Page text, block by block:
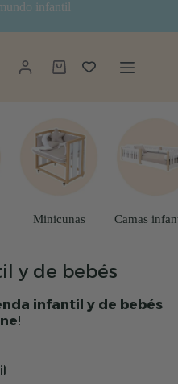
infantil
Carro
Minicunas Camas
y de bebés
infantil y de bebés
!